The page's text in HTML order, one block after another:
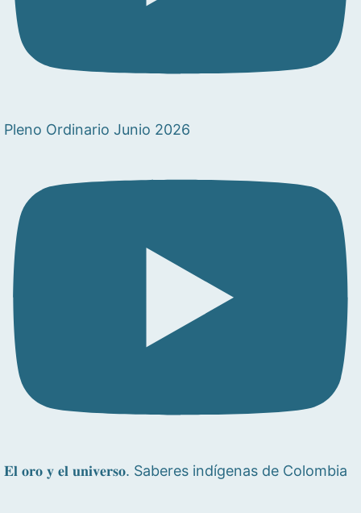
Pleno Ordinario Junio 2026
𝐄𝐥 𝐨𝐫𝐨 𝐲 𝐞𝐥 𝐮𝐧𝐢𝐯𝐞𝐫𝐬𝐨. Saberes indígenas de Colombia